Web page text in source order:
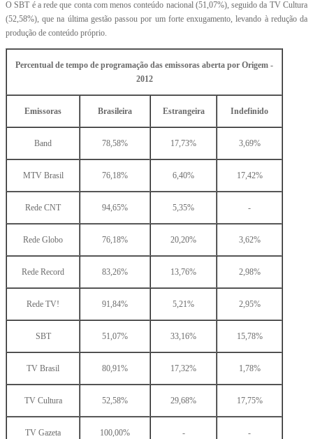
O SBT é a rede que conta com menos conteúdo nacional (51,07%), seguido da TV Cultura
(52,58%), que na última gestão passou por um forte enxugamento, levando à redução da
produção de conteúdo próprio.
Percentual de tempo de programação das emissoras aberta por Origem -
2012
Emissoras Brasileira Estrangeira Indefinido
Band 78,58% 17,73% 3,69%
MTV Brasil 76,18% 6,40% 17,42%
Rede CNT 94,65% 5,35% -
Rede Globo 76,18% 20,20% 3,62%
Rede Record 83,26% 13,76% 2,98%
Rede TV! 91,84% 5,21% 2,95%
SBT 51,07% 33,16% 15,78%
TV Brasil 80,91% 17,32% 1,78%
TV Cultura 52,58% 29,68% 17,75%
TV Gazeta 100,00% - -